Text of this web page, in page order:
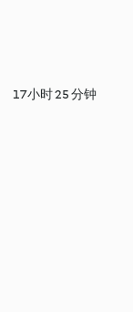
17小时 25 分钟